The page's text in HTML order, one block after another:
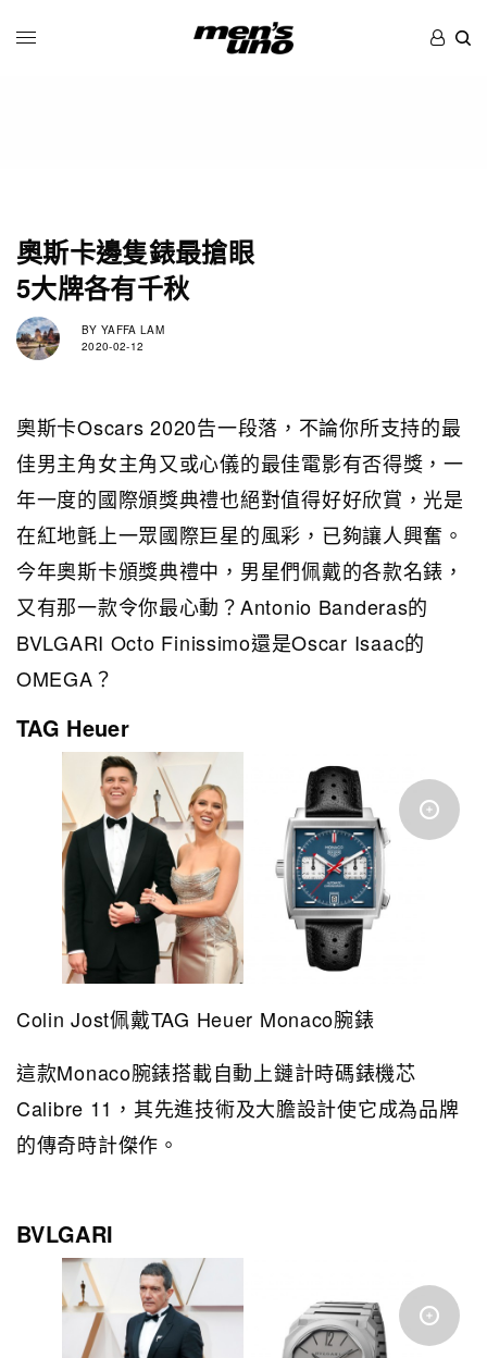
奧斯卡邊隻錶最搶眼
5大牌各有千秋
BY YAFFA LAM
2020-02-12
奧斯卡Oscars 2020告一段落，不論你所支持的最
佳男主角女主角又或心儀的最佳電影有否得獎，一
年一度的國際頒獎典禮也絕對值得好好欣賞，光是
在紅地氈上一眾國際巨星的風彩，已夠讓人興奮。
今年奧斯卡頒獎典禮中，男星們佩戴的各款名錶，
又有那一款令你最心動？Antonio Banderas的
BVLGARI Octo Finissimo還是Oscar Isaac的
OMEGA？
TAG Heuer
Colin Jost佩戴TAG Heuer Monaco腕錶
這款Monaco腕錶搭載自動上鏈計時碼錶機芯
Calibre 11，其先進技術及大膽設計使它成為品牌
的傳奇時計傑作。
BVLGARI